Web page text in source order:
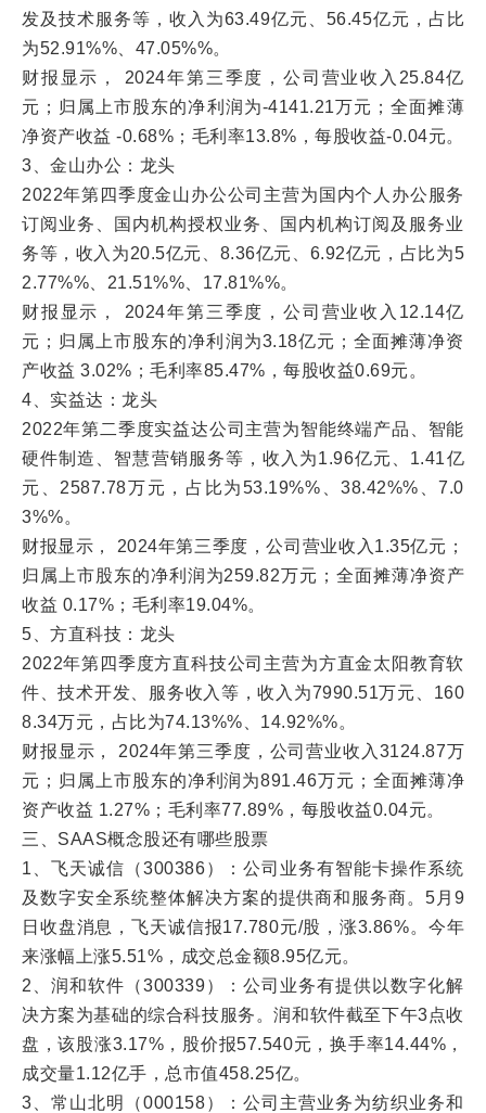
发及技术服务等，收入为63.49亿元、56.45亿元，占比
为52.91%%、47.05%%。
财报显示， 2024年第三季度，公司营业收入25.84亿
元；归属上市股东的净利润为-4141.21万元；全面摊薄
净资产收益 -0.68%；毛利率13.8%，每股收益-0.04元。
3、金山办公：龙头
2022年第四季度金山办公公司主营为国内个人办公服务
订阅业务、国内机构授权业务、国内机构订阅及服务业
务等，收入为20.5亿元、8.36亿元、6.92亿元，占比为5
2.77%%、21.51%%、17.81%%。
财报显示， 2024年第三季度，公司营业收入12.14亿
元；归属上市股东的净利润为3.18亿元；全面摊薄净资
产收益 3.02%；毛利率85.47%，每股收益0.69元。
4、实益达：龙头
2022年第二季度实益达公司主营为智能终端产品、智能
硬件制造、智慧营销服务等，收入为1.96亿元、1.41亿
元、2587.78万元，占比为53.19%%、38.42%%、7.0
3%%。
财报显示， 2024年第三季度，公司营业收入1.35亿元；
归属上市股东的净利润为259.82万元；全面摊薄净资产
收益 0.17%；毛利率19.04%。
5、方直科技：龙头
2022年第四季度方直科技公司主营为方直金太阳教育软
件、技术开发、服务收入等，收入为7990.51万元、160
8.34万元，占比为74.13%%、14.92%%。
财报显示， 2024年第三季度，公司营业收入3124.87万
元；归属上市股东的净利润为891.46万元；全面摊薄净
资产收益 1.27%；毛利率77.89%，每股收益0.04元。
三、SAAS概念股还有哪些股票
1、飞天诚信（300386）：公司业务有智能卡操作系统
及数字安全系统整体解决方案的提供商和服务商。5月9
日收盘消息，飞天诚信报17.780元/股，涨3.86%。今年
来涨幅上涨5.51%，成交总金额8.95亿元。
2、润和软件（300339）：公司业务有提供以数字化解
决方案为基础的综合科技服务。润和软件截至下午3点收
盘，该股涨3.17%，股价报57.540元，换手率14.44%，
成交量1.12亿手，总市值458.25亿。
3、常山北明（000158）：公司主营业务为纺织业务和